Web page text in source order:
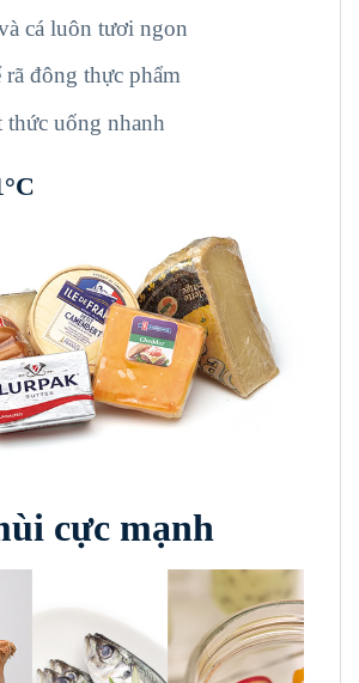
cá luôn tươi ngon
đông thực phẩm
thức uống nhanh
°C
cực mạnh